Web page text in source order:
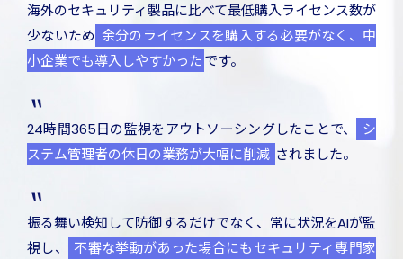
海外のセキュリティ製品に比べて最低購入ライセンス数が
少ないため 余分のライセンスを購入する必要がなく、中
小企業でも導入しやすかったです。
24時間365日の監視をアウトソーシングしたことで、
シ
ステム管理者の休日の業務が大幅に削減 されました。
振る舞い検知して防御するだけでなく、常に状況をAIが監
視し、
不審な挙動があった場合にもセキュリティ専門家